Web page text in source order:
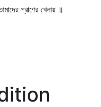
প্রাণের খেলায় ॥